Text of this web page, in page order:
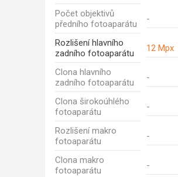
Počet objektivů
předního fotoaparátu
-
Rozlišení hlavního
zadního fotoaparátu
12 Mpx
Clona hlavního
zadního fotoaparátu
-
Clona širokoúhlého
fotoaparátu
-
Rozlišení makro
fotoaparátu
-
Clona makro
fotoaparátu
-